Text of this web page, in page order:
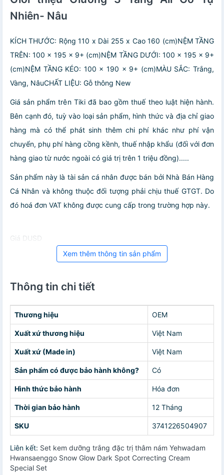
Nhiên- Nâu
KÍCH THƯỚC: Rộng 110 x Dài 255 x Cao 160 (cm)NỆM TẦNG
TRÊN: 100 x 195 x 9+ (cm)NỆM TẦNG DƯỚI: 100 x 195 x 9+
(cm)NỆM TẦNG KÉO: 100 x 190 x 9+ (cm)MÀU SẮC: Trắng,
Vàng, NâuCHẤT LIỆU: Gỗ thông New
Giá sản phẩm trên Tiki đã bao gồm thuế theo luật hiện hành.
Bên cạnh đó, tuỳ vào loại sản phẩm, hình thức và địa chỉ giao
hàng mà có thể phát sinh thêm chi phí khác như phí vận
chuyển, phụ phí hàng cồng kềnh, thuế nhập khẩu (đối với đơn
hàng giao từ nước ngoài có giá trị trên 1 triệu đồng).....
Sản phẩm này là tài sản cá nhân được bán bởi Nhà Bán Hàng
Cá Nhân và không thuộc đối tượng phải chịu thuế GTGT. Do
đó hoá đơn VAT không được cung cấp trong trường hợp này.
Giá DUSD
Xem thêm thông tin sản phẩm
Thông tin chi tiết
Thương hiệu OEM
Xuất xứ thương hiệu Việt Nam
Xuất xứ (Made in) Việt Nam
Sản phẩm có được bảo hành không? Có
Hình thức bảo hành Hóa đơn
Thời gian bảo hành 12 Tháng
SKU 3741226504907
Liên kết: Set kem dưỡng trắng đặc trị thâm nám Yehwadam
Hwansaenggo Snow Glow Dark Spot Correcting Cream
Special Set